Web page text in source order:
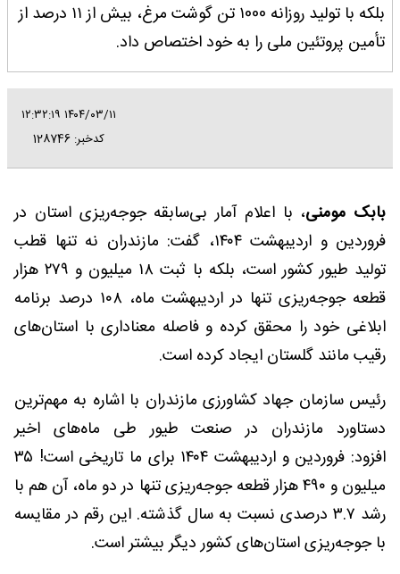
بلکه با تولید روزانه ۱000 تن گوشت مرغ، بیش از ۱۱ درصد از
تأمین پروتئین ملی را به خود اختصاص داد.
۱۴۰۴/۰۳/۱۱ ۱۲:۳۲:۱۹
کدخبر: 128746
بابک مومنی، با اعلام آمار بی‌سابقه جوجه‌ریزی استان در
فروردین و اردیبهشت ۱۴۰۴، گفت: مازندران نه تنها قطب
تولید طیور کشور است، بلکه با ثبت ۱۸ میلیون و ۲۷۹ هزار
قطعه جوجه‌ریزی تنها در اردیبهشت ماه، ۱۰۸ درصد برنامه
ابلاغی خود را محقق کرده و فاصله معناداری با استان‌های
رقیب مانند گلستان ایجاد کرده است.
رئیس سازمان جهاد کشاورزی مازندران با اشاره به مهم‌ترین
دستاورد مازندران در صنعت طیور طی ماه‌های اخیر
افزود: فروردین و اردیبهشت ۱۴۰۴ برای ما تاریخی است! ۳۵
میلیون و ۴۹۰ هزار قطعه جوجه‌ریزی تنها در دو ماه، آن هم با
رشد ۳.۷ درصدی نسبت به سال گذشته. این رقم در مقایسه
با جوجه‌ریزی استان‌های کشور دیگر بیشتر است.